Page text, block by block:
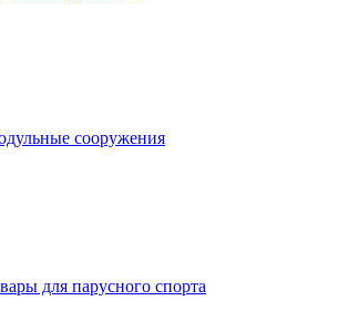
сооружения
для парусного спорта